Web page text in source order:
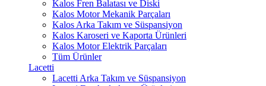
Kalos Fren Balatası ve Diski
Kalos Motor Mekanik Parçaları
Kalos Arka Takım ve Süspansiyon
Kalos Karoseri ve Kaporta Ürünleri
Kalos Motor Elektrik Parçaları
Tüm Ürünler
Lacetti
Lacetti Arka Takım ve Süspansiyon